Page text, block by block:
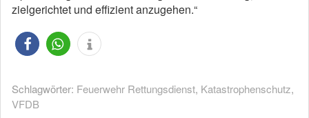
zielgerichtet und effizient anzugehen.“
Schlagwörter: Feuerwehr Rettungsdienst, Katastrophenschutz,
VFDB